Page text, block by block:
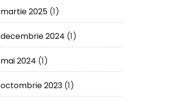
martie 2025(1)
decembrie 2024 (1)
mai 2024 (1)
octombrie 2023(1)